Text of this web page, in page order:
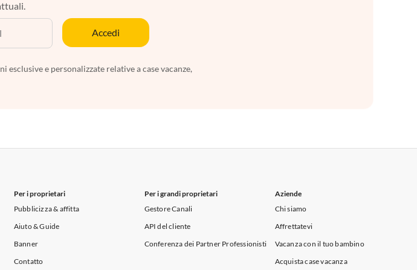
Accedi
e personalizzate relative a case vacanze,
Per i proprietari
Pubblicizza & affitta
Aiuto & Guide
Banner
Contatto
Per i grandi proprietari
Gestore Canali
API del cliente
Conferenza dei Partner Professionisti
Aziende
Chi siamo
Affrettatevi
Vacanza con il tuo bambino
Acquista case vacanza